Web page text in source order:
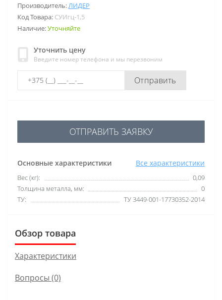
Производитель:ЛИДЕР
Код Товара: СУИгц-1,5
Наличие:Уточняйте
Уточнить цену
Введите номер телефона и мы перезвоним
Отправить
Основные характеристики Все характеристики
Вес (кг):
0,09
Толщина металла, мм:
0
ТУ:
ТУ 3449-001-17730352-2014
ОТПРАВИТЬ ЗАЯВКУ
Обзор товара
Характеристики
Вопросы (0)